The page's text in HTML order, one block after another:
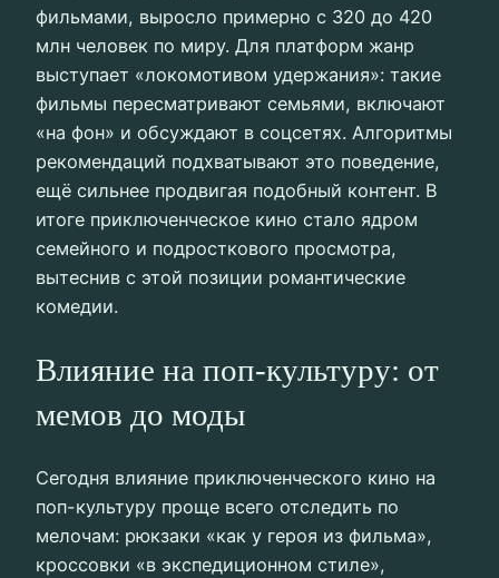
фильмами, выросло примерно с 320 до 420
млн человек по миру. Для платформ жанр
выступает «локомотивом удержания»: такие
фильмы пересматривают семьями, включают
«на фон» и обсуждают в соцсетях. Алгоритмы
рекомендаций подхватывают это поведение,
ещё сильнее продвигая подобный контент. В
итоге приключенческое кино стало ядром
семейного и подросткового просмотра,
вытеснив с этой позиции романтические
комедии.
Влияние на поп-культуру: от
мемов до моды
Сегодня влияние приключенческого кино на
поп-культуру проще всего отследить по
мелочам: рюкзаки «как у героя из фильма»,
кроссовки «в экспедиционном стиле»,